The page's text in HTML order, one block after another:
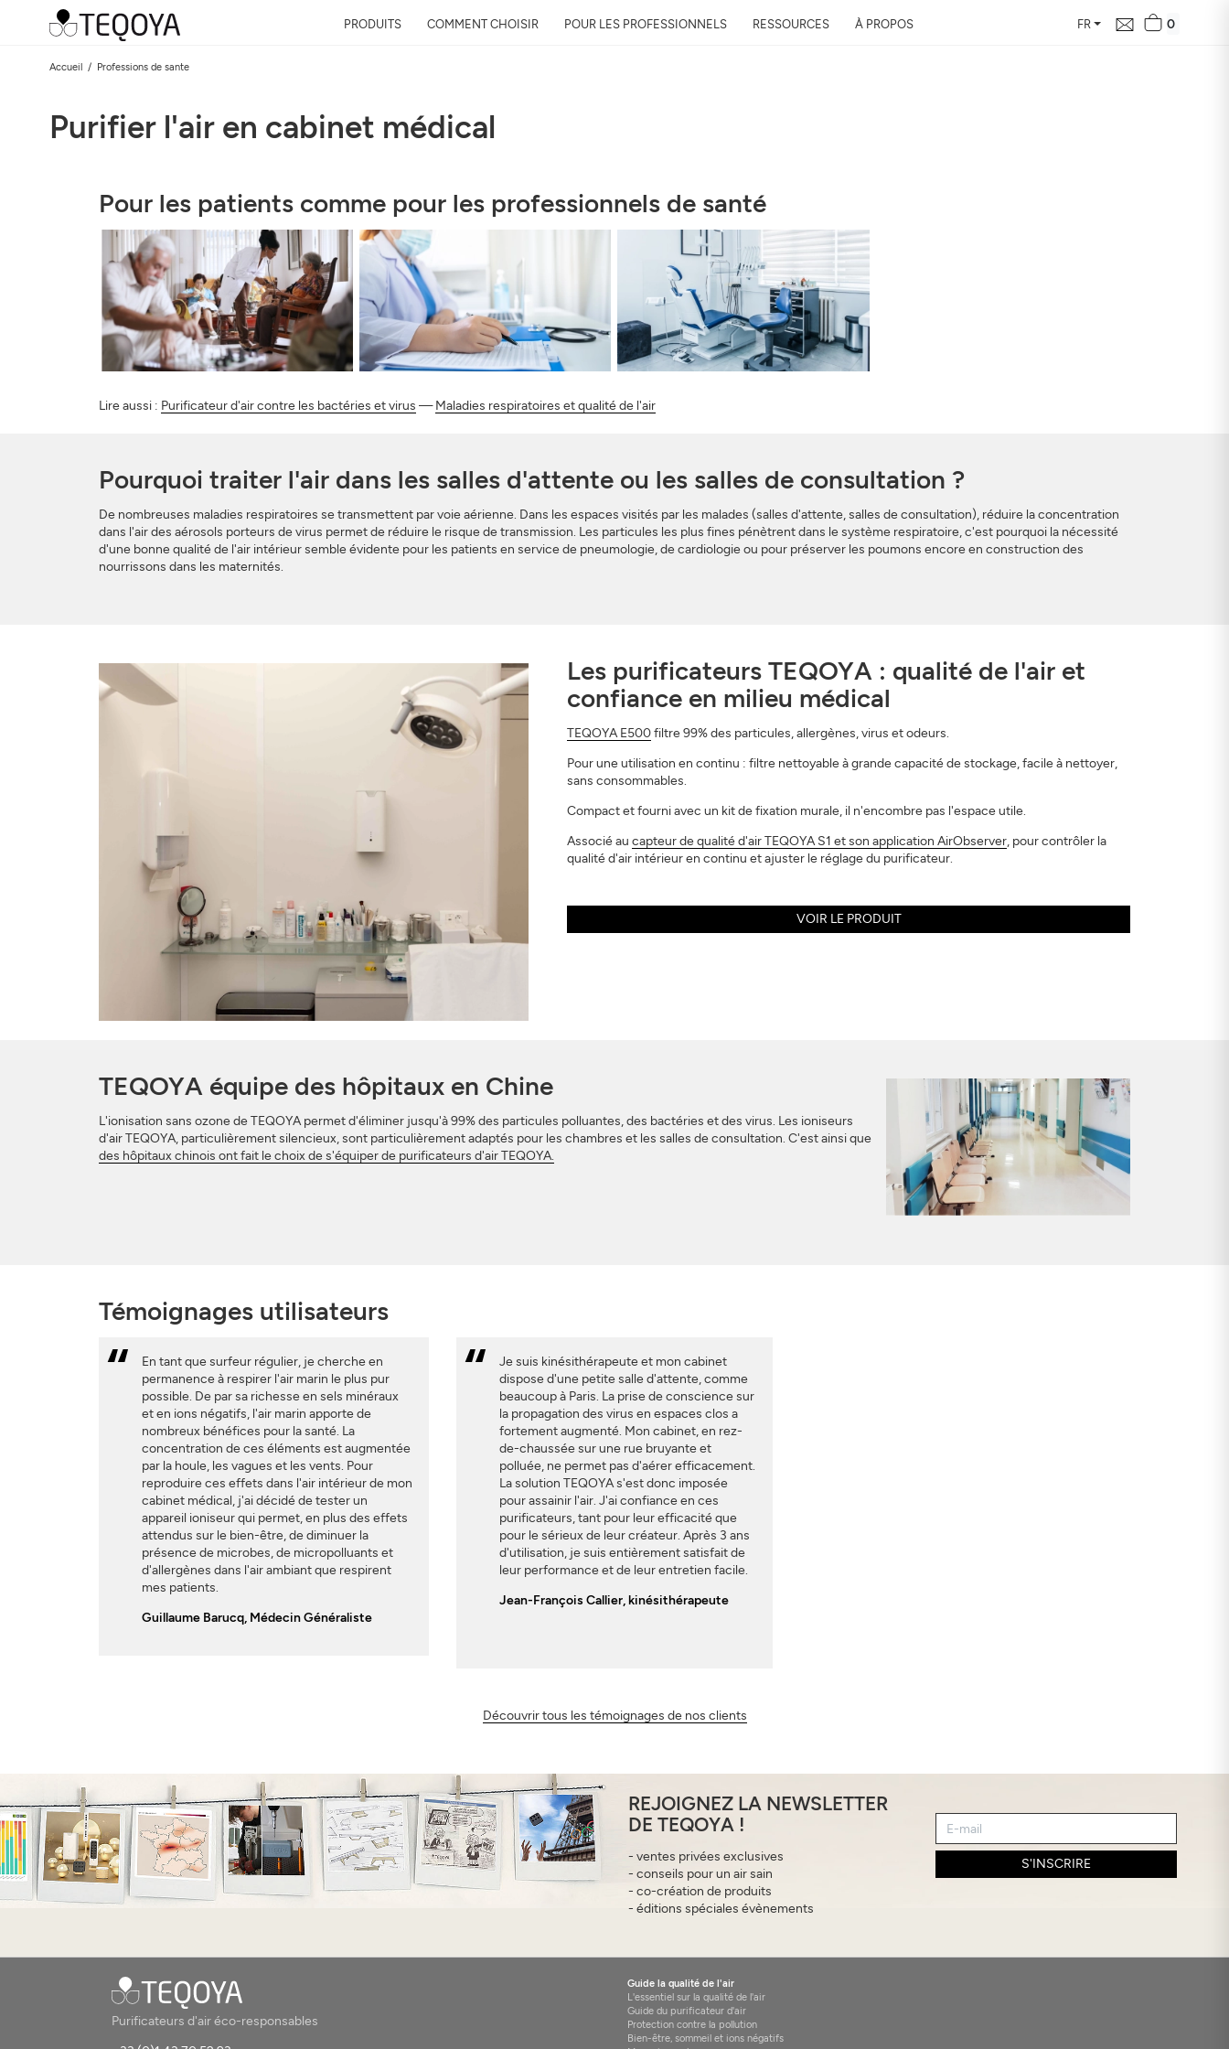
PRODUITS COMMENT CHOISIR POUR LES PROFESSIONNELS RESSOURCES À PROPOS FR 0
Accueil Professions de sante
Purifier l'air en cabinet médical
Pour les patients comme pour les professionnels de santé
Lire aussi : Purificateur d'air contre les bactéries et virus —Maladies respiratoires et qualité de l'air
Pourquoi traiter l'air dans les salles d'attente ou les salles de consultation ?
De nombreuses maladies respiratoires se transmettent par voie aérienne. Dans les espaces visités par les malades (salles d'attente, salles de consultation), réduire la concentration
dans l'air des aérosols porteurs de virus permet de réduire le risque de transmission. Les particules les plus fines pénètrent dans le système respiratoire, c'est pourquoi la nécessité
d'une bonne qualité de l'air intérieur semble évidente pour les patients en service de pneumologie, de cardiologie ou pour préserver les poumons encore en construction des
nourrissons dans les maternités.
Les purificateurs TEQOYA : qualité de l'air et
confiance en milieu médical
TEQOYA E500filtre 99% des particules, allergènes, virus et odeurs.
Pour une utilisation en continu : filtre nettoyable à grande capacité de stockage, facile à nettoyer,
sans consommables.
Compact et fourni avec un kit de fixation murale, il n'encombre pas l'espace utile.
Associé au capteur de qualité d'air TEQOYA S1 et son application AirObserver, pour contrôler la
qualité d'air intérieur en continu et ajuster le réglage du purificateur.
VOIR LE PRODUIT
TEQOYA équipe des hôpitaux en Chine
L'ionisation sans ozone de TEQOYA permet d'éliminer jusqu'à 99% des particules polluantes, des bactéries et des virus. Les ioniseurs
d'air TEQOYA, particulièrement silencieux, sont particulièrement adaptés pour les chambres et les salles de consultation. C'est ainsi que
des hôpitaux chinois ont fait le choix de s'équiper de purificateurs d'air TEQOYA.
Témoignages utilisateurs
En tant que surfeur régulier, je cherche en
permanence à respirer l'air marin le plus pur
possible. De par sa richesse en sels minéraux
et en ions négatifs, l'air marin apporte de
nombreux bénéfices pour la santé. La
concentration de ces éléments est augmentée
par la houle, les vagues et les vents. Pour
reproduire ces effets dans l'air intérieur de mon
cabinet médical, j'ai décidé de tester un
appareil ioniseur qui permet, en plus des effets
attendus sur le bien-être, de diminuer la
présence de microbes, de micropolluants et
d'allergènes dans l'air ambiant que respirent
mes patients.
Guillaume Barucq, Médecin Généraliste
Je suis kinésithérapeute et mon cabinet
dispose d'une petite salle d'attente, comme
beaucoup à Paris. La prise de conscience sur
la propagation des virus en espaces clos a
fortement augmenté. Mon cabinet, en rez-
de-chaussée sur une rue bruyante et
polluée, ne permet pas d'aérer efficacement.
La solution TEQOYA s'est donc imposée
pour assainir l'air. J'ai confiance en ces
purificateurs, tant pour leur efficacité que
pour le sérieux de leur créateur. Après 3 ans
d'utilisation, je suis entièrement satisfait de
leur performance et de leur entretien facile.
Jean-François Callier, kinésithérapeute
Découvrir tous les témoignages de nos clients
REJOIGNEZ LA NEWSLETTER
DE TEQOYA !
- ventes privées exclusives
- conseils pour un air sain
- co-création de produits
- éditions spéciales évènements
S'INSCRIRE
Purificateurs d'air éco-responsables
Guide la qualité de l'air
L'essentiel sur la qualité de l'air
Guide du purificateur d'air
Protection contre la pollution
Bien-être, sommeil et ions négatifs